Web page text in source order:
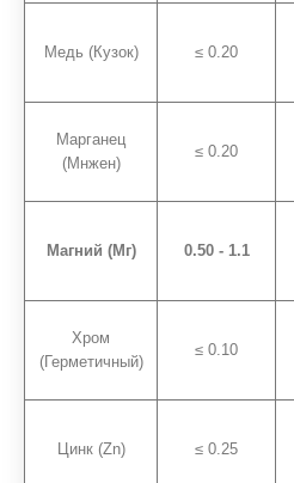
Медь (Кузок) ≤ 0.20
Марганец
(Мнжен)
≤ 0.20
Магний (Мг) 0.50 - 1.1
Хром
(Герметичный)
≤ 0.10
Цинк (Zn) ≤ 0.25